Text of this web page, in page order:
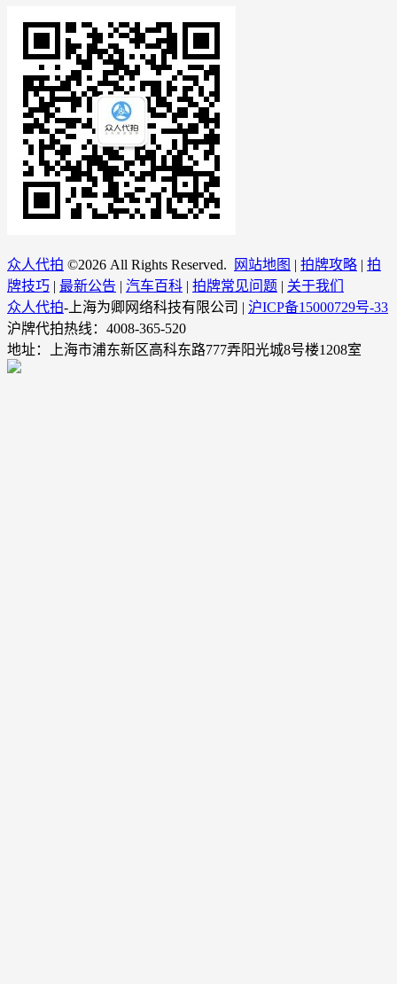
众人代拍 ©2026 All Rights Reserved. 网站地图 | 拍牌攻略 | 拍
牌技巧 | 最新公告 | 汽车百科 | 拍牌常见问题 | 关于我们
众人代拍-上海为卿网络科技有限公司 | 沪ICP备15000729号-33
沪牌代拍热线：4008-365-520
地址：上海市浦东新区高科东路777弄阳光城8号楼1208室